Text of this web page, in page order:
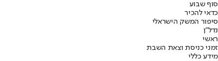
סוף שבוע
כדאי להכיר
סיפור המשק הישראלי
נדל"ן
ראשי
זמני כניסת וצאת השבת
מידע כללי